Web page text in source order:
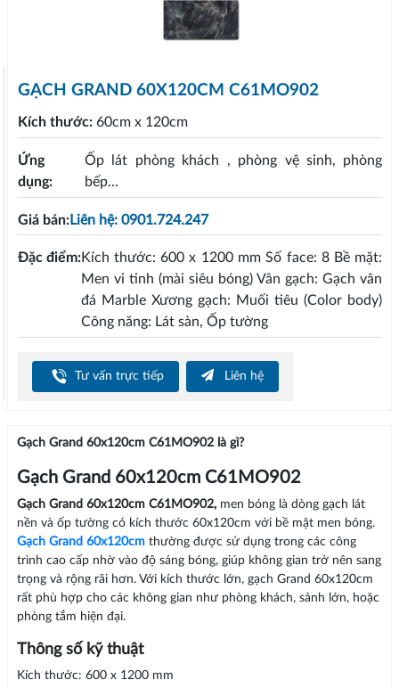
GẠCH GRAND 60X120CM C61MO902
Kích thước: 60cm x 120cm
Ứng
dụng:
Ốp lát phòng khách , phòng vệ sinh, phòng
bếp...
Giá bán:Liên hệ: 0901.724.247
Đặc điểm:Kích thước: 600 x 1200 mm Số face: 8 Bề mặt:
Men vi tinh (mài siêu bóng) Vân gạch: Gạch vân
đá Marble Xương gạch: Muối tiêu (Color body)
Công năng: Lát sàn, Ốp tường
Tư vấn trực tiếp Liên hệ
Gạch Grand 60x120cm C61MO902 là gì?
Gạch Grand 60x120cm C61MO902
Gạch Grand 60x120cm C61MO902, men bóng là dòng gạch lát
nền và ốp tường có kích thước 60x120cm với bề mặt men bóng.
Gạch Grand 60x120cmthường được sử dụng trong các công
trình cao cấp nhờ vào độ sáng bóng, giúp không gian trở nên sang
trọng và rộng rãi hơn. Với kích thước lớn, gạch Grand 60x120cm
rất phù hợp cho các không gian như phòng khách, sảnh lớn, hoặc
phòng tắm hiện đại.
Thông số kỹ thuật
Kích thước: 600 x 1200 mm